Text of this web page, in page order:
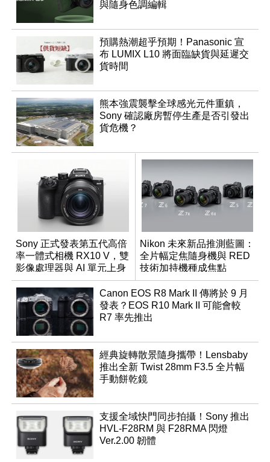
與隨身色調編輯
預購熱潮超乎預期！Panasonic 宣
布 LUMIX L10 將面臨缺貨與延遲交
貨時間
熊本強震襲擊全球感光元件重鎮，
Sony 確認廠房暫停生產是否引發出
貨危機？
Sony 正式發表第五代高倍
率一體式相機 RX10 V，雙
影像處理器與 AI 單元上身
Nikon 未來新品推測藍圖：
全片幅定焦隨身機與 RED
技術加持機種成焦點
Canon EOS R8 Mark II 傳將於 9 月
發表？EOS R10 Mark II 可能會較
R7 率先推出
經典旋轉散景隨身攜帶！Lensbaby
推出全新 Twist 28mm F3.5 全片幅
手動餅乾鏡
支援全域快門同步拍攝！Sony 推出
HVL-F28RM 與 F28RMA 閃燈
Ver.2.00 韌體